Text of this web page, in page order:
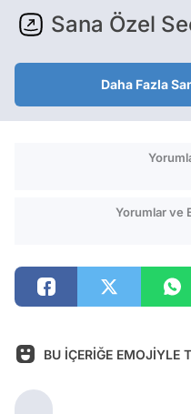
Sana Özel
Daha Fazla
Yorumlar ve
BU İÇERİĞE EMOJİYLE